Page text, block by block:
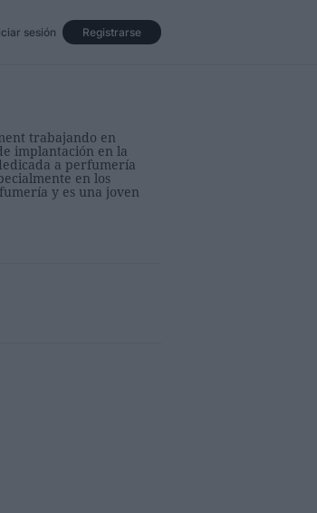
Registrarse
sesión
trabajando en
implantación en la
a perfumería
en los
y es una joven